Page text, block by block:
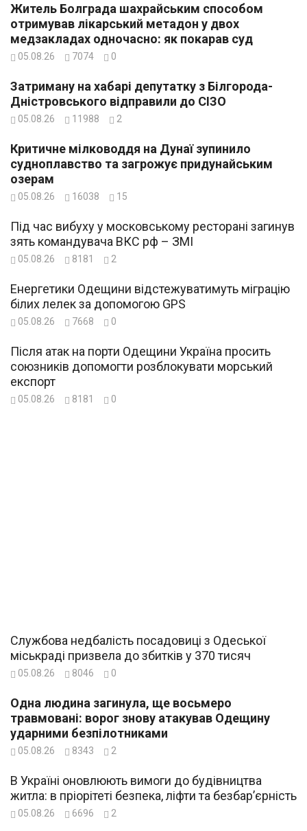
Житель Болграда шахрайським способом
отримував лікарський метадон у двох
медзакладах одночасно: як покарав суд
05.08.26 7074 0
Затриману на хабарі депутатку з Білгорода-
Дністровського відправили до СІЗО
05.08.26 11988 2
Критичне мілководдя на Дунаї зупинило
судноплавство та загрожує придунайським
озерам
05.08.26 16038 15
Під час вибуху у московському ресторані загинув
зять командувача ВКС рф – ЗМІ
05.08.26 8181 2
Енергетики Одещини відстежуватимуть міграцію
білих лелек за допомогою GPS
05.08.26 7668 0
Після атак на порти Одещини Україна просить
союзників допомогти розблокувати морський
експорт
05.08.26 8181 0
Службова недбалість посадовиці з Одеської
міськраді призвела до збитків у 370 тисяч
05.08.26 8046 0
Одна людина загинула, ще восьмеро
травмовані: ворог знову атакував Одещину
ударними безпілотниками
05.08.26 8343 2
В Україні оновлюють вимоги до будівництва
житла: в пріорітеті безпека, ліфти та безбар’єрність
05.08.26 6696 2